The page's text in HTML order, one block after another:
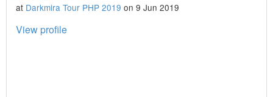
at Darkmira Tour PHP 2019 on 9 Jun 2019
View profile